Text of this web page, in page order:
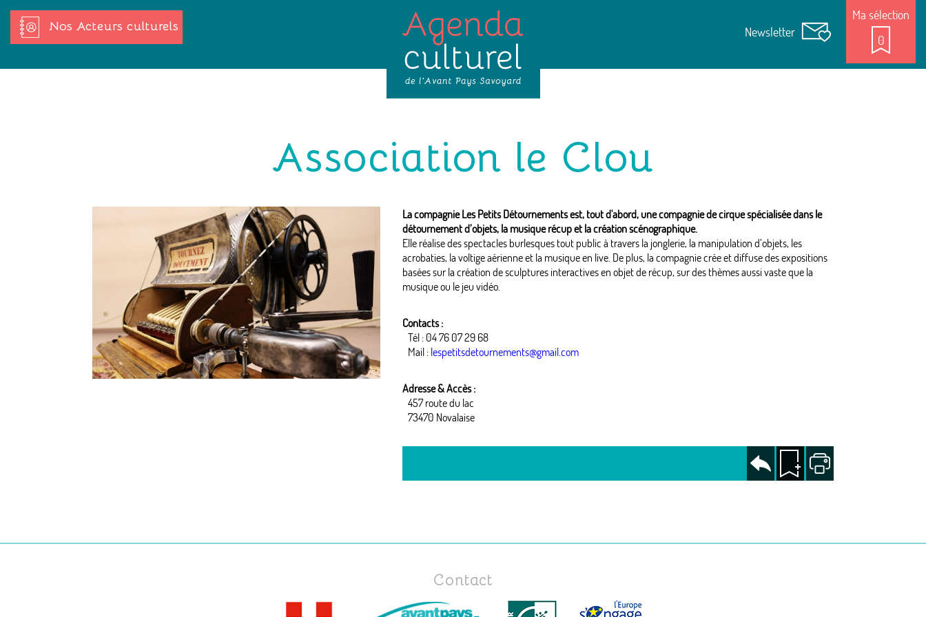
Nos Acteurs culturels Newsletter
Ma sélection
0
Association le Clou
La compagnie Les Petits Détournements est, tout d'abord, une compagnie de cirque spécialisée dans le
détournement d’objets, la musique récup et la création scénographique.
Elle réalise des spectacles burlesques tout public à travers la jonglerie, la manipulation d’objets, les
acrobaties, la voltige aérienne et la musique en live. De plus, la compagnie crée et diffuse des expositions
basées sur la création de sculptures interactives en objet de récup, sur des thèmes aussi vaste que la
musique ou le jeu vidéo.
Contacts :
Tél : 04 76 07 29 68
Mail :lespetitsdetournements@gmail.com
Adresse & Accès :
457 route du lac
73470 Novalaise
Revenir
à la
page
Ajouter
à la
sélection
Imprimer
Contact